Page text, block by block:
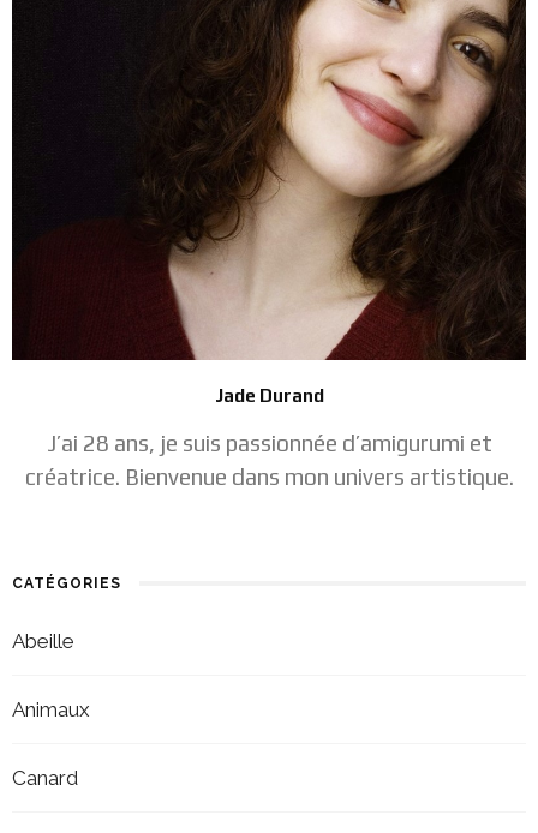
Jade Durand
J’ai 28 ans, je suis passionnée d’amigurumi et
créatrice. Bienvenue dans mon univers artistique.
CATÉGORIES
Abeille
Animaux
Canard